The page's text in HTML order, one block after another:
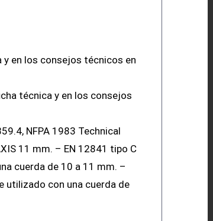
y en los consejos técnicos en
técnica y en los consejos
NFPA 1983 Technical
11 mm. – EN 12841 tipo C
cuerda de 10 a 11 mm. –
utilizado con una cuerda de